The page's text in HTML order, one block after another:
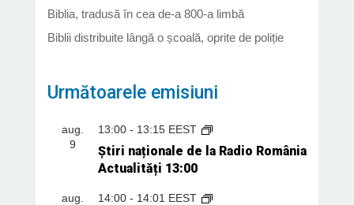
Biblia, tradusă în cea de-a 800-a limbă
Biblii distribuite lângă o școală, oprite de poliție
Următoarele emisiuni
aug.
9
13:00- 13:15 EEST
Știri naționale de la Radio România
Actualități 13:00
aug.
14:00- 14:01 EEST